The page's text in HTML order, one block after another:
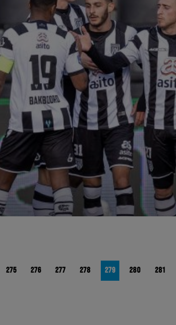
275 276 277 278 279 280 281